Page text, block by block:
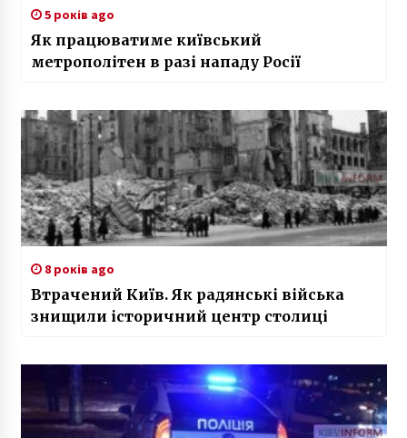
5 років ago
Як працюватиме київський
метрополітен в разі нападу Росії
8 років ago
Втрачений Київ. Як радянські війська
знищили історичний центр столиці